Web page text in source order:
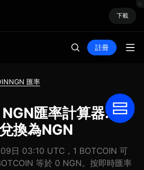
下載
註冊
匯率
匯率計算器: 把
換為NGN
日 03:10 UTC，1 BOTCOIN 可
等於 0 NGN。按即時匯率